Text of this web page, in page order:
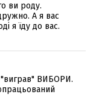
ви роду.
А я вас
я їду до вас.
ВИБОРИ.